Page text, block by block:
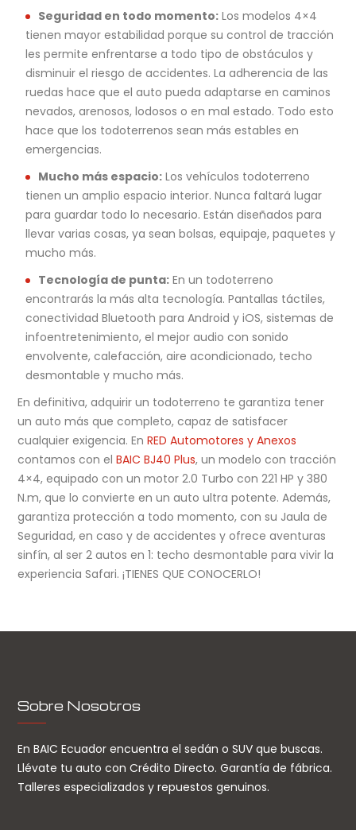
Seguridad en todo momento: Los modelos 4×4
tienen mayor estabilidad porque su control de tracción
les permite enfrentarse a todo tipo de obstáculos y
disminuir el riesgo de accidentes. La adherencia de las
ruedas hace que el auto pueda adaptarse en caminos
nevados, arenosos, lodosos o en mal estado. Todo esto
hace que los todoterrenos sean más estables en
emergencias.
Mucho más espacio: Los vehículos todoterreno
tienen un amplio espacio interior. Nunca faltará lugar
para guardar todo lo necesario. Están diseñados para
llevar varias cosas, ya sean bolsas, equipaje, paquetes y
mucho más.
Tecnología de punta: En un todoterreno
encontrarás la más alta tecnología. Pantallas táctiles,
conectividad Bluetooth para Android y iOS, sistemas de
infoentretenimiento, el mejor audio con sonido
envolvente, calefacción, aire acondicionado, techo
desmontable y mucho más.
En definitiva, adquirir un todoterreno te garantiza tener
un auto más que completo, capaz de satisfacer
cualquier exigencia. EnRED Automotores y Anexos
contamos con elBAIC BJ40 Plus, un modelo con tracción
4×4, equipado con un motor 2.0 Turbo con 221 HP y 380
N.m, que lo convierte en un auto ultra potente. Además,
garantiza protección a todo momento, con su Jaula de
Seguridad, en caso y de accidentes y ofrece aventuras
sinfín, al ser 2 autos en 1: techo desmontable para vivir la
experiencia Safari. ¡TIENES QUE CONOCERLO!
Sobre Nosotros
En BAIC Ecuador encuentra el sedán o SUV que buscas.
Llévate tu auto con Crédito Directo. Garantía de fábrica.
Talleres especializados y repuestos genuinos.